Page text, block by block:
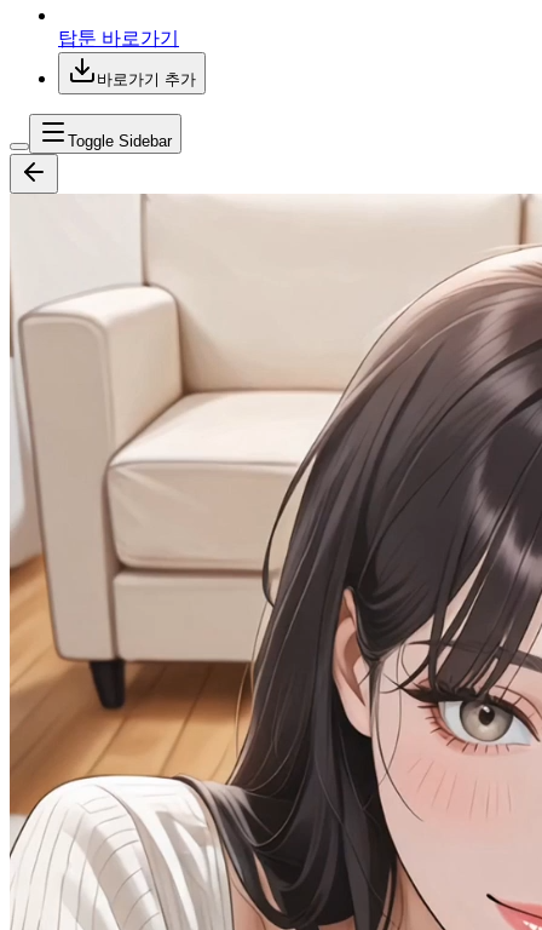
탑툰 바로가기
바로가기 추가
Toggle Sidebar